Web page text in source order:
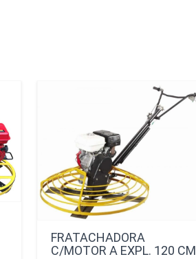
FRATACHADORA
C/MOTOR A EXPL. 120 CM